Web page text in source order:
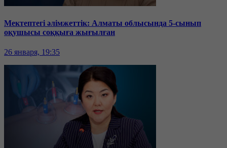
Мектептегі әлімжеттік: Алматы облысында 5-сынып
оқушысы соққыға жығылған
26 января, 19:35